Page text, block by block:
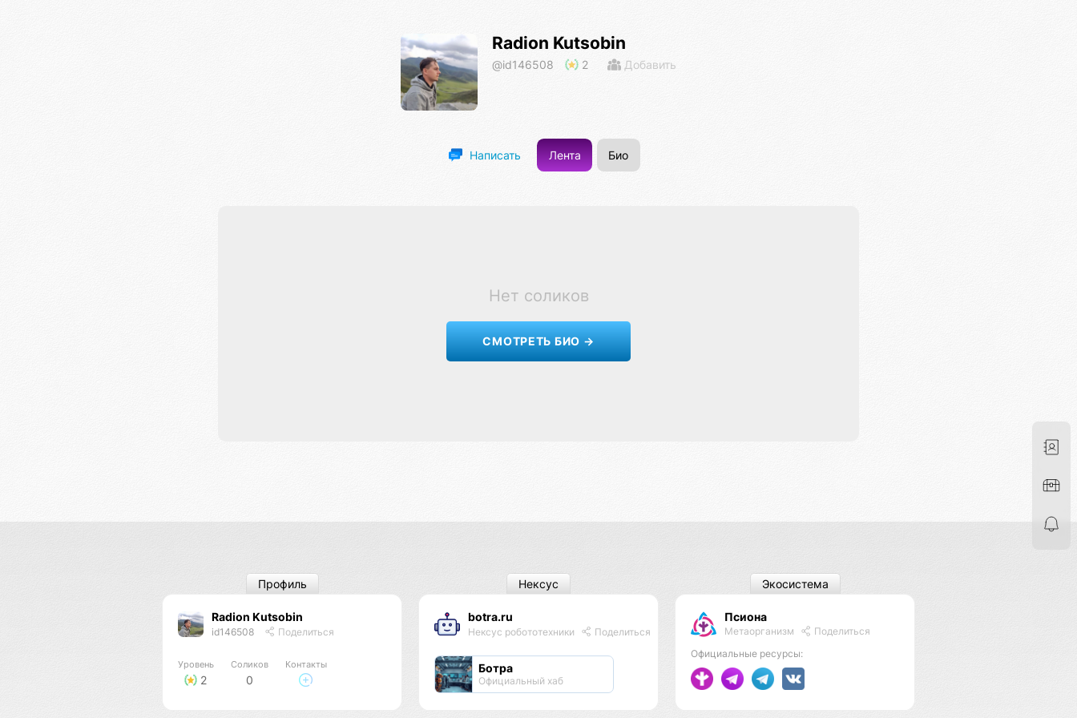
Radion Kutsobin
@id146508 2 Добавить
Написать Лента Био
Нет соликов
СМОТРЕТЬ БИО →
Radion Kutsobin
id146508 Поделиться
Уровень
2
Соликов
0
Контакты
Профиль
botra.ru
Нексус робототехники Поделиться
Ботра
Официальный хаб
Нексус
Псиона
Метаорганизм
Поделиться
Официальные ресурсы:
Экосистема